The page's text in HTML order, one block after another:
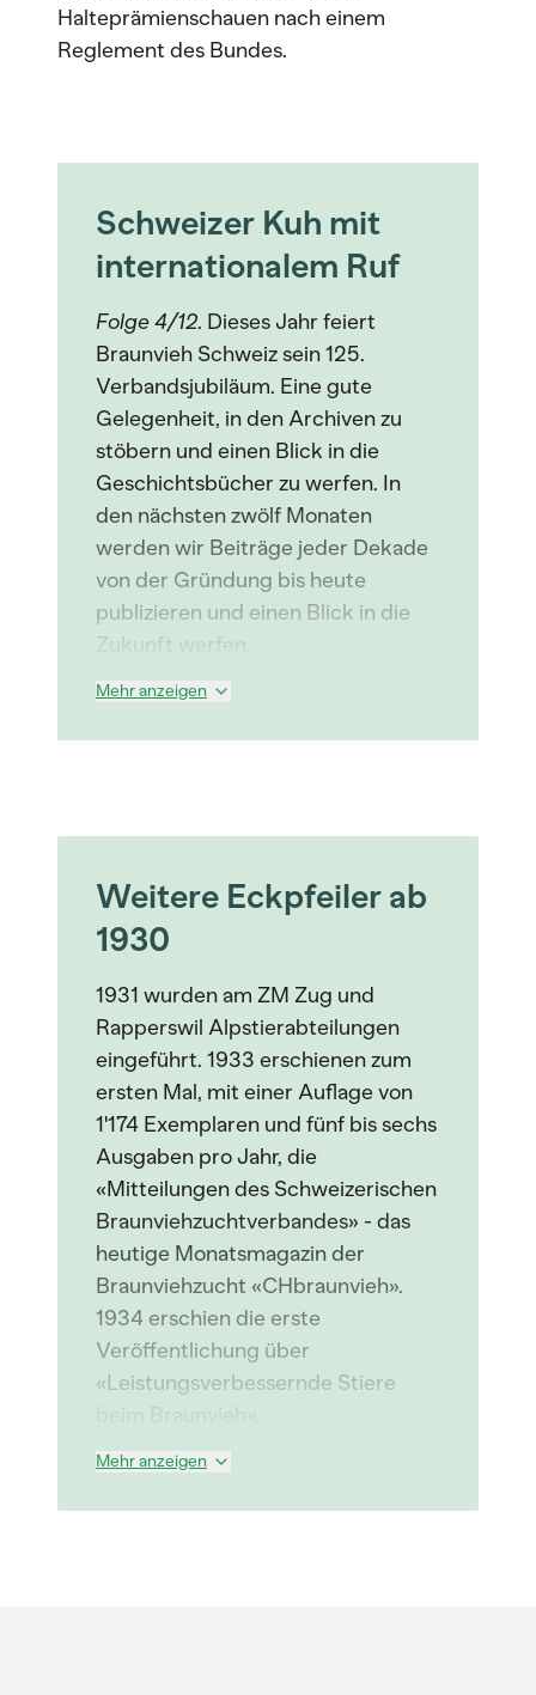
Halteprämienschauen nach einem
Reglement des Bundes.
Schweizer Kuh mit
internationalem Ruf
Folge 4/12. Dieses Jahr feiert
Braunvieh Schweiz sein 125.
Verbandsjubiläum. Eine gute
Gelegenheit, in den Archiven zu
stöbern und einen Blick in die
Geschichtsbücher zu werfen. In
den nächsten zwölf Monaten
werden wir Beiträge jeder Dekade
von der Gründung bis heute
publizieren und einen Blick in die
Zukunft werfen.
Mehr anzeigen
Weitere Eckpfeiler ab
1930
1931 wurden am ZM Zug und
Rapperswil Alpstierabteilungen
eingeführt. 1933 erschienen zum
ersten Mal, mit einer Auflage von
1'174 Exemplaren und fünf bis sechs
Ausgaben pro Jahr, die
«Mitteilungen des Schweizerischen
Braunviehzuchtverbandes» - das
heutige Monatsmagazin der
Braunviehzucht «CHbraunvieh».
1934 erschien die erste
Veröffentlichung über
«Leistungsverbessernde Stiere
beim Braunvieh».
Mehr anzeigen